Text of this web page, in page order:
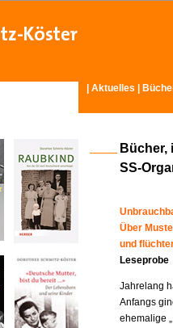
Aktuelles
Bücher,
SS-
Über
und
Leseprobe
Jahrelang
Anfangs
ehemalige